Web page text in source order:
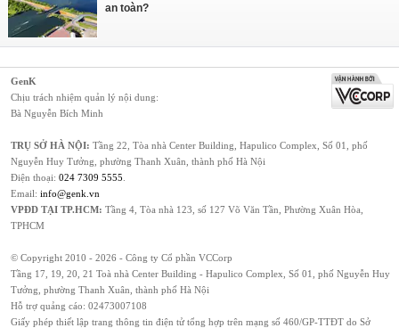
an toàn?
GenK
Chịu trách nhiệm quản lý nội dung:
Bà Nguyễn Bích Minh
TRỤ SỞ HÀ NỘI: Tầng 22, Tòa nhà Center Building, Hapulico Complex, Số 01, phố
Nguyễn Huy Tưởng, phường Thanh Xuân, thành phố Hà Nội
Điện thoại: 024 7309 5555
Email: info@genk.vn
VPĐD TẠI TP.HCM: Tầng 4, Tòa nhà 123, số 127 Võ Văn Tần, Phường Xuân Hòa,
TPHCM
© Copyright 2010 - 2026 - Công ty Cổ phần VCCorp
Tầng 17, 19, 20, 21 Toà nhà Center Building - Hapulico Complex, Số 01, phố Nguyễn Huy
Tưởng, phường Thanh Xuân, thành phố Hà Nội
Hỗ trợ quảng cáo: 02473007108
Giấy phép thiết lập trang thông tin điện tử tổng hợp trên mạng số 460/GP-TTĐT do Sở